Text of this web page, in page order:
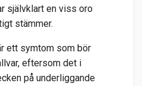
självklart en viss oro
stämmer.
ett symtom som bör
eftersom det i
på underliggande